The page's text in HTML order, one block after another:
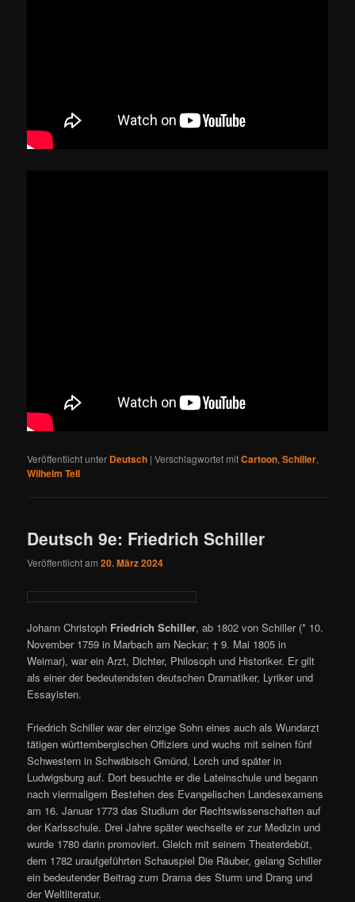
Veröffentlicht unter Deutsch |Verschlagwortet mitCartoon,Schiller,
Wilhelm Tell
Deutsch 9e: Friedrich Schiller
Veröffentlicht am20. März 2024
Johann Christoph Friedrich Schiller, ab 1802 von Schiller (* 10.
November 1759 in Marbach am Neckar; † 9. Mai 1805 in
Weimar), war ein Arzt, Dichter, Philosoph und Historiker. Er gilt
als einer der bedeutendsten deutschen Dramatiker, Lyriker und
Essayisten.
Friedrich Schiller war der einzige Sohn eines auch als Wundarzt
tätigen württembergischen Offiziers und wuchs mit seinen fünf
Schwestern in Schwäbisch Gmünd, Lorch und später in
Ludwigsburg auf. Dort besuchte er die Lateinschule und begann
nach viermaligem Bestehen des Evangelischen Landesexamens
am 16. Januar 1773 das Studium der Rechtswissenschaften auf
der Karlsschule. Drei Jahre später wechselte er zur Medizin und
wurde 1780 darin promoviert. Gleich mit seinem Theaterdebüt,
dem 1782 uraufgeführten Schauspiel Die Räuber, gelang Schiller
ein bedeutender Beitrag zum Drama des Sturm und Drang und
der Weltliteratur.